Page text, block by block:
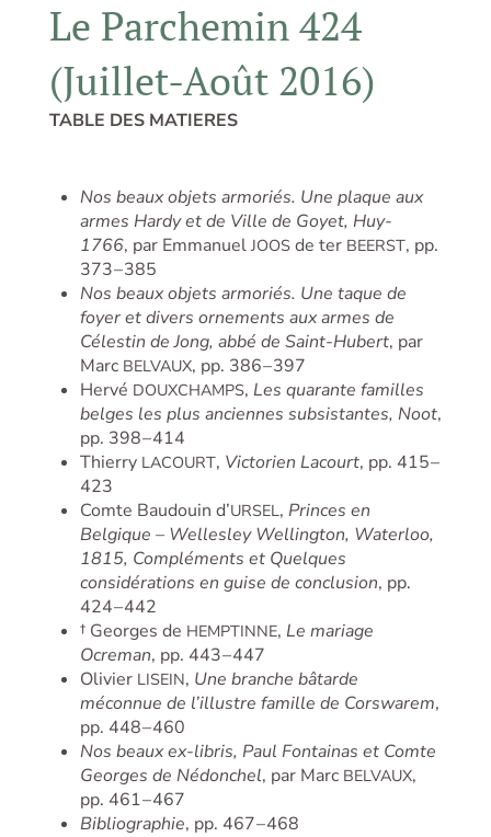
Le Parchemin 424
(Juillet-Août 2016)
TABLE DES MATIERES
Nos beaux objets armoriés. Une plaque aux
armes Hardy et de Ville de Goyet, Huy-
1766, par Emmanuel JOOSde ter BEERST, pp.
373 – 385
Nos beaux objets armoriés. Une taque de
foyer et divers ornements aux armes de
Célestin de Jong, abbé de Saint-Hubert, par
Marc BELVAUX, pp. 386 – 397
Hervé DOUXCHAMPS, Les quarante familles
belges les plus anciennes subsistantes, Noot,
pp. 398 – 414
Thierry LACOURT, Victorien Lacourt, pp. 415 –
423
Comte Baudouin d’URSEL, Princes en
Belgique – Wellesley Wellington, Waterloo,
1815, Compléments et Quelques
considérations en guise de conclusion, pp.
424 – 442
† Georges de HEMPTINNE, Le mariage
Ocreman, pp. 443 – 447
Olivier LISEIN, Une branche bâtarde
méconnue de l’illustre famille de Corswarem,
pp. 448 – 460
Nos beaux ex-libris, Paul Fontainas et Comte
Georges de Nédonchel, par Marc BELVAUX,
pp. 461 – 467
Bibliographie, pp. 467 – 468